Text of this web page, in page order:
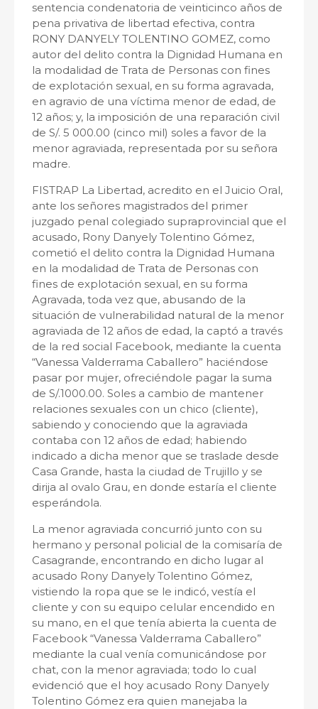
sentencia condenatoria de veinticinco años de
pena privativa de libertad efectiva, contra
RONY DANYELY TOLENTINO GOMEZ, como
autor del delito contra la Dignidad Humana en
la modalidad de Trata de Personas con fines
de explotación sexual, en su forma agravada,
en agravio de una víctima menor de edad, de
12 años; y, la imposición de una reparación civil
de S/. 5 000.00 (cinco mil) soles a favor de la
menor agraviada, representada por su señora
madre.
FISTRAP La Libertad, acredito en el Juicio Oral,
ante los señores magistrados del primer
juzgado penal colegiado supraprovincial que el
acusado, Rony Danyely Tolentino Gómez,
cometió el delito contra la Dignidad Humana
en la modalidad de Trata de Personas con
fines de explotación sexual, en su forma
Agravada, toda vez que, abusando de la
situación de vulnerabilidad natural de la menor
agraviada de 12 años de edad, la captó a través
de la red social Facebook, mediante la cuenta
“Vanessa Valderrama Caballero” haciéndose
pasar por mujer, ofreciéndole pagar la suma
de S/.1000.00. Soles a cambio de mantener
relaciones sexuales con un chico (cliente),
sabiendo y conociendo que la agraviada
contaba con 12 años de edad; habiendo
indicado a dicha menor que se traslade desde
Casa Grande, hasta la ciudad de Trujillo y se
dirija al ovalo Grau, en donde estaría el cliente
esperándola.
La menor agraviada concurrió junto con su
hermano y personal policial de la comisaría de
Casagrande, encontrando en dicho lugar al
acusado Rony Danyely Tolentino Gómez,
vistiendo la ropa que se le indicó, vestía el
cliente y con su equipo celular encendido en
su mano, en el que tenía abierta la cuenta de
Facebook “Vanessa Valderrama Caballero”
mediante la cual venía comunicándose por
chat, con la menor agraviada; todo lo cual
evidenció que el hoy acusado Rony Danyely
Tolentino Gómez era quien manejaba la